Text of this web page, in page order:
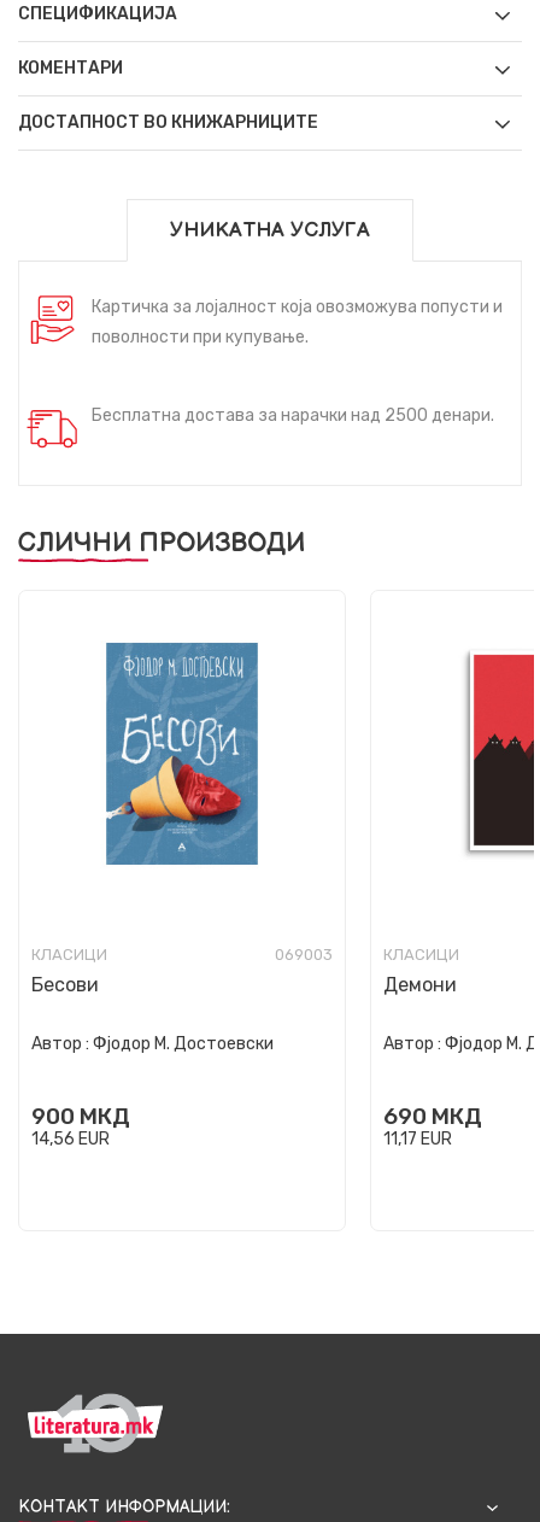
СПЕЦИФИКАЦИЈА
КОМЕНТАРИ
ДОСТАПНОСТ ВО КНИЖАРНИЦИТЕ
УНИКАТНА УСЛУГА
Картичка за лојалност која овозможува попусти и
поволности при купување.
Бесплатна достава за нарачки над 2500 денари.
СЛИЧНИ ПРОИЗВОДИ
КЛАСИЦИ 069003
Бесови
Автор : Фјодор М. Достоевски
900 МКД
14,56 EUR
КЛАСИЦИ
Демони
Автор : Фјодор М.
690 МКД
11,17 EUR
КОНТАКТ ИНФОРМАЦИИ: